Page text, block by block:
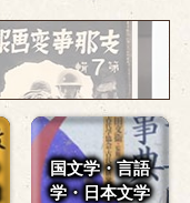
国文学・言語
学・日本文学